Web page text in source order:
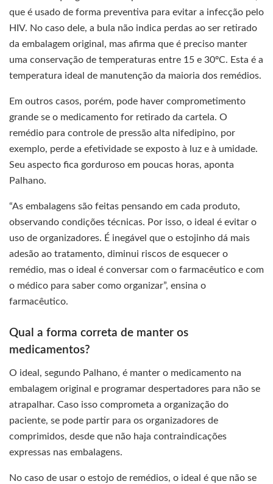
que é usado de forma preventiva para evitar a infecção pelo
HIV. No caso dele, a bula não indica perdas ao ser retirado
da embalagem original, mas afirma que é preciso manter
uma conservação de temperaturas entre 15 e 30ºC. Esta é a
temperatura ideal de manutenção da maioria dos remédios.
Em outros casos, porém, pode haver comprometimento
grande se o medicamento for retirado da cartela. O
remédio para controle de pressão alta nifedipino, por
exemplo, perde a efetividade se exposto à luz e à umidade.
Seu aspecto fica gorduroso em poucas horas, aponta
Palhano.
“As embalagens são feitas pensando em cada produto,
observando condições técnicas. Por isso, o ideal é evitar o
uso de organizadores. É inegável que o estojinho dá mais
adesão ao tratamento, diminui riscos de esquecer o
remédio, mas o ideal é conversar com o farmacêutico e com
o médico para saber como organizar”, ensina o
farmacêutico.
Qual a forma correta de manter os
medicamentos?
O ideal, segundo Palhano, é manter o medicamento na
embalagem original e programar despertadores para não se
atrapalhar. Caso isso comprometa a organização do
paciente, se pode partir para os organizadores de
comprimidos, desde que não haja contraindicações
expressas nas embalagens.
No caso de usar o estojo de remédios, o ideal é que não se